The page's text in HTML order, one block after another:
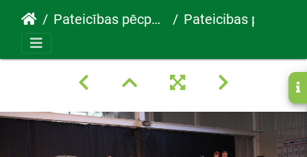
Pateicības pēcpusdiena 2023 Pateicibas pecpusdiena 47